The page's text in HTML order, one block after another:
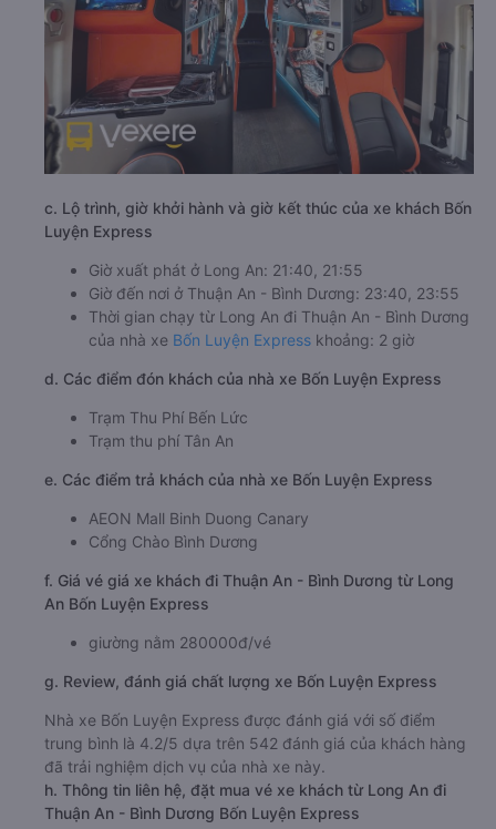
c. Lộ trình, giờ khởi hành và giờ kết thúc của xe khách Bốn
Luyện Express
Giờ xuất phát ở Long An: 21:40, 21:55
Giờ đến nơi ở Thuận An - Bình Dương: 23:40, 23:55
Thời gian chạy từ Long An đi Thuận An - Bình Dương
của nhà xe Bốn Luyện Express khoảng: 2 giờ
d. Các điểm đón khách của nhà xe Bốn Luyện Express
Trạm Thu Phí Bến Lức
Trạm thu phí Tân An
e. Các điểm trả khách của nhà xe Bốn Luyện Express
AEON Mall Binh Duong Canary
Cổng Chào Bình Dương
f. Giá vé giá xe khách đi Thuận An - Bình Dương từ Long
An Bốn Luyện Express
giường nằm 280000đ/vé
g. Review, đánh giá chất lượng xe Bốn Luyện Express
Nhà xe Bốn Luyện Express được đánh giá với số điểm
trung bình là 4.2/5 dựa trên 542 đánh giá của khách hàng
đã trải nghiệm dịch vụ của nhà xe này.
h. Thông tin liên hệ, đặt mua vé xe khách từ Long An đi
Thuận An - Bình Dương Bốn Luyện Express